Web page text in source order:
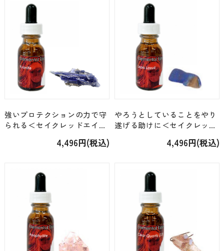
強いプロテクションの力で守
られる＜セイクレッドエイ
ナイト（14）」 [15ml]4,496円(税込)
やろうとしていることをやり
遂げる助けに＜セイクレッド
ピスラズリ（7）」 [15ml]
4,496円(税込)